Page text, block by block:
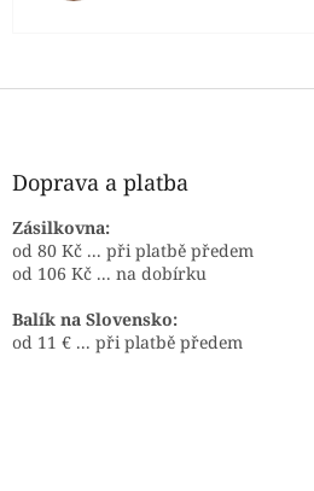
Z
Doprava a platba
Zásilkovna:
od 80 Kč ... při platbě předem
od 106 Kč ... na dobírku
Balík na Slovensko:
od 11 € ... při platbě předem